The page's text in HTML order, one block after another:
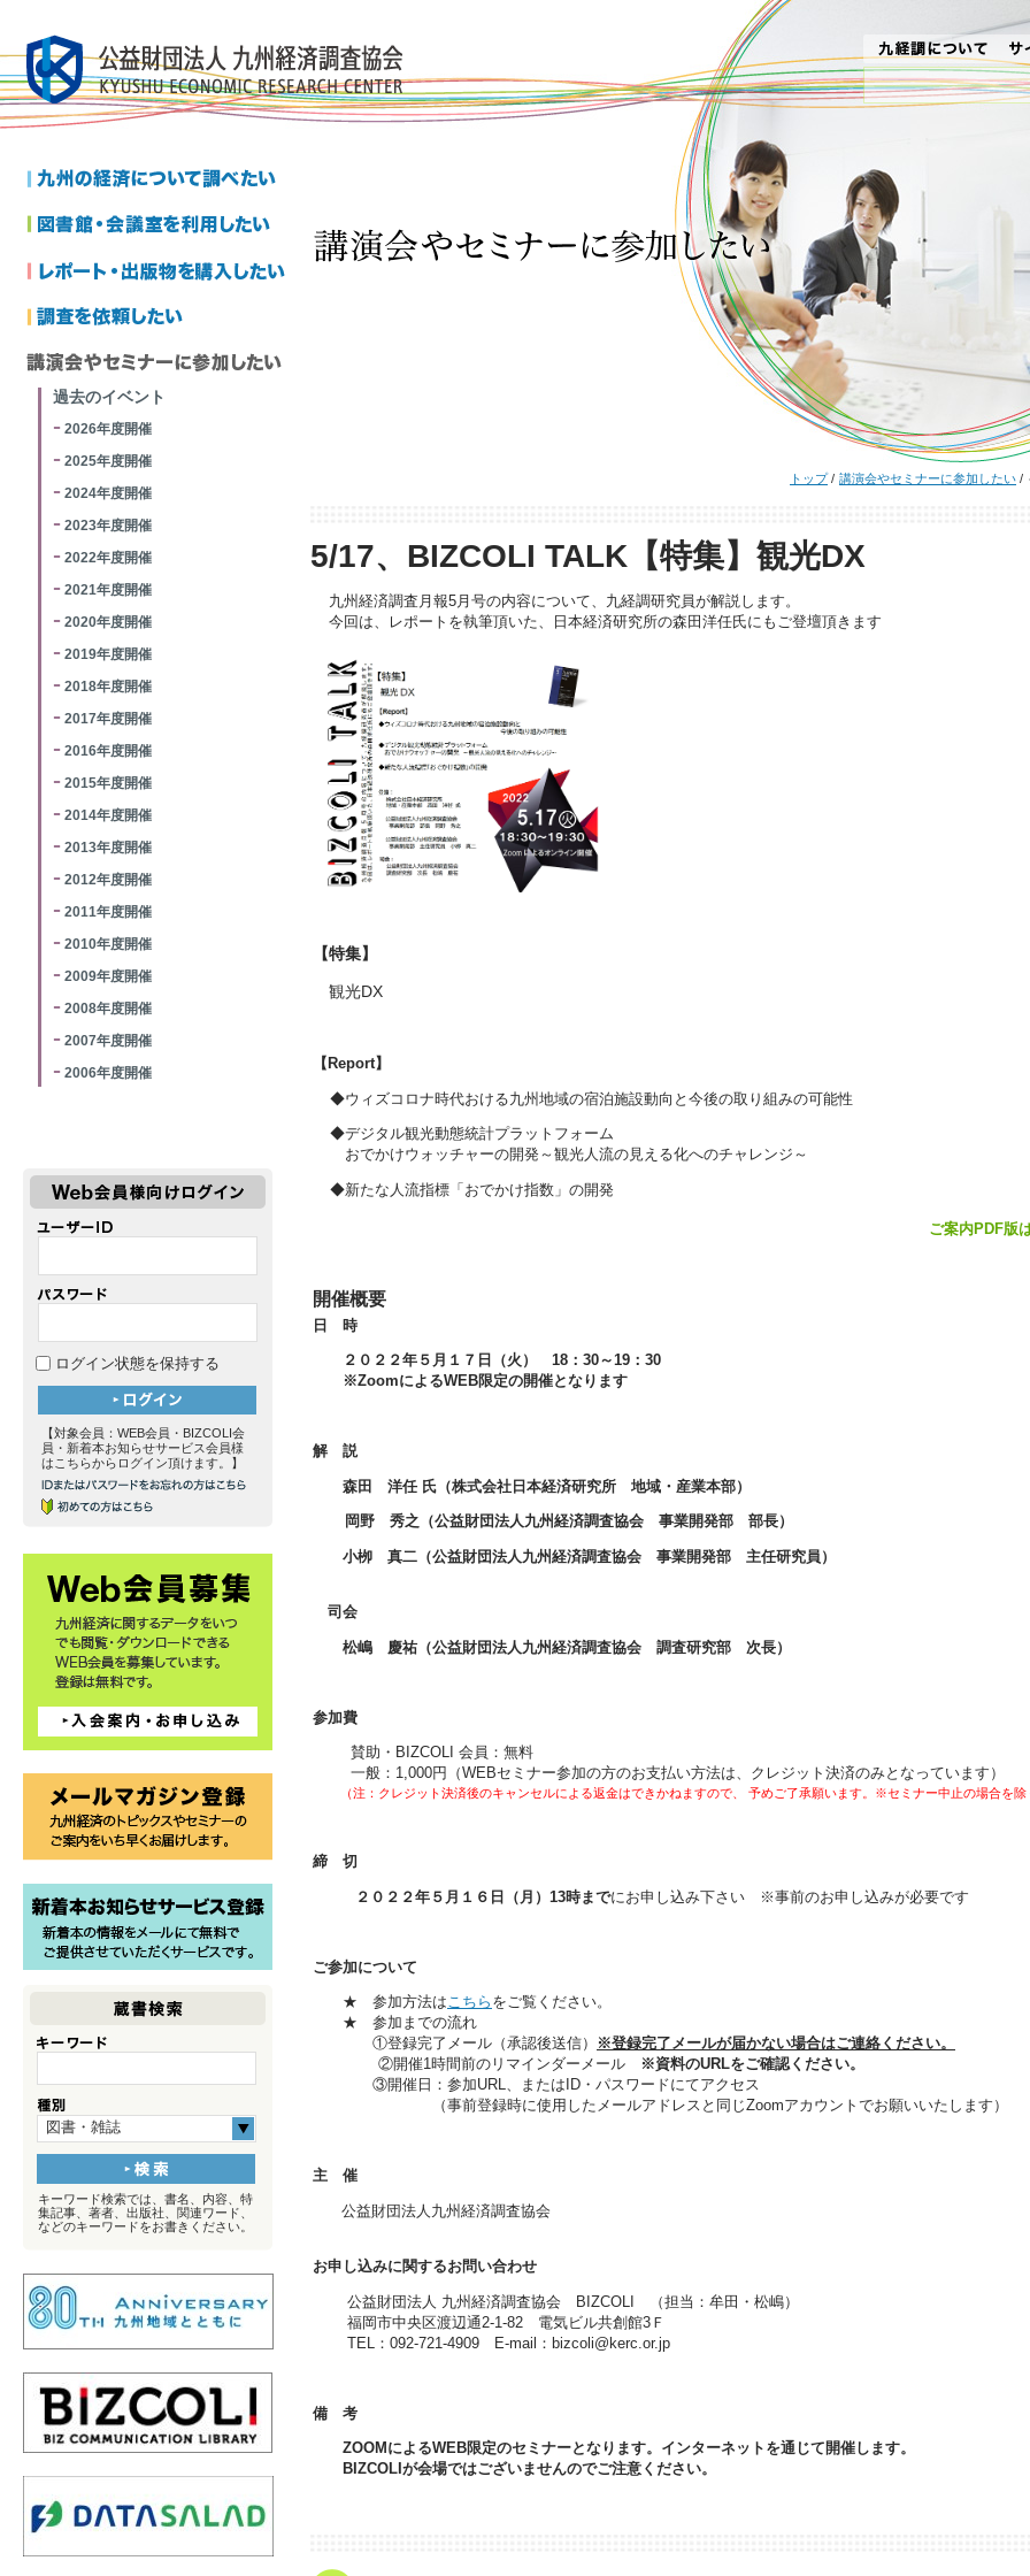
トップ/ 講演会やセミナーに参加したい /
5/17、BIZCOLI TALK【特集】観光DX
九州経済調査月報5月号の内容について、九経調研究員が解説します。
今回は、レポートを執筆頂いた、日本経済研究所の森田洋任氏にもご登壇頂きます
【特集】
観光DX
【Report】
◆ウィズコロナ時代おける九州地域の宿泊施設動向と今後の取り組みの可能性
◆デジタル観光動態統計プラットフォーム
おでかけウォッチャーの開発～観光人流の見える化へのチャレンジ～
◆新たな人流指標「おでかけ指数」の開発
ご案内PDF版
開催概要
日 時
２０２２年５月１７日（火） 18：30～19：30
※ZoomによるWEB限定の開催となります
解 説
森田 洋任 氏（株式会社日本経済研究所 地域・産業本部）
岡野 秀之（公益財団法人九州経済調査協会 事業開発部 部長）
小栁 真二（公益財団法人九州経済調査協会 事業開発部 主任研究員）
司会
松嶋 慶祐（公益財団法人九州経済調査協会 調査研究部 次長）
参加費
賛助・BIZCOLI 会員：無料
一般：1,000円（WEBセミナー参加の方のお支払い方法は、クレジット決済のみとなっています）
（注：クレジット決済後のキャンセルによる返金はできかねますので、 予めご了承願います。 ※セミナー中止の場合を除
締 切
２０２２年５月１６日（月）13時までにお申し込み下さい ※事前のお申し込みが必要です
ご参加について
★ 参加方法はこちら をご覧ください。
★ 参加までの流れ
①登録完了メール（承認後送信）
※登録完了メールが届かない場合はご連絡ください。
②開催1時間前のリマインダーメール
※資料のURLをご確認ください。
③開催日：参加URL、またはID・パスワードにてアクセス
（事前登録時に使用したメールアドレスと同じZoomアカウントでお願いいたします）
主 催
公益財団法人九州経済調査協会
お申し込みに関するお問い合わせ
公益財団法人 九州経済調査協会 BIZCOLI （担当：牟田・松嶋）
福岡市中央区渡辺通2-1-82 電気ビル共創館3Ｆ
TEL：092-721-4909 E-mail：bizcoli@kerc.or.jp
備 考
ZOOM によるWEB限定のセミナーとなります。インターネットを通じて開催します。
BIZCOLI が会場ではございませんのでご注意ください。
過去のイベント
2026年度開催
2025年度開催
2024年度開催
2023年度開催
2022年度開催
2021年度開催
2020年度開催
2019年度開催
2018年度開催
2017年度開催
2016年度開催
2015年度開催
2014年度開催
2013年度開催
2012年度開催
2011年度開催
2010年度開催
2009年度開催
2008年度開催
2007年度開催
2006年度開催
ログイン状態を保持する
【対象会員：WEB会員・BIZCOLI会
員・新着本お知らせサービス会員様
はこちらからログイン頂けます。】
図書・雑誌
キーワード検索では、書名、内容、特
集記事、著者、出版社、関連ワード、
などのキーワードをお書きください。